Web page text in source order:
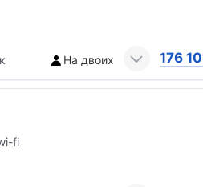
На двоих 176
fi